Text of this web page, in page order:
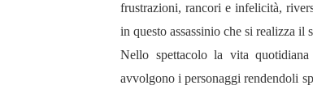
frustrazioni, rancori e infelicità,
in questo assassinio che si realizza il
Nello spettacolo la vita
avvolgono i personaggi rendendoli